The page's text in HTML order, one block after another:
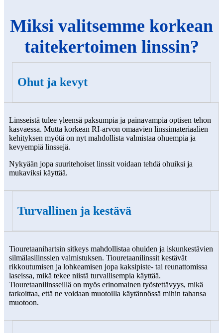
Miksi valitsemme korkean
taitekertoimen linssin?
Ohut ja kevyt
Linsseistä tulee yleensä paksumpia ja painavampia optisen tehon
kasvaessa. Mutta korkean RI-arvon omaavien linssimateriaalien
kehityksen myötä on nyt mahdollista valmistaa ohuempia ja
kevyempiä linssejä.
Nykyään jopa suuritehoiset linssit voidaan tehdä ohuiksi ja
mukaviksi käyttää.
Turvallinen ja kestävä
Tiouretaanihartsin sitkeys mahdollistaa ohuiden ja iskunkestävien
silmälasilinssien valmistuksen. Tiouretaanilinssit kestävät
rikkoutumisen ja lohkeamisen jopa kaksipiste- tai reunattomissa
laseissa, mikä tekee niistä turvallisempia käyttää.
Tiouretaanilinsseillä on myös erinomainen työstettävyys, mikä
tarkoittaa, että ne voidaan muotoilla käytännössä mihin tahansa
muotoon.